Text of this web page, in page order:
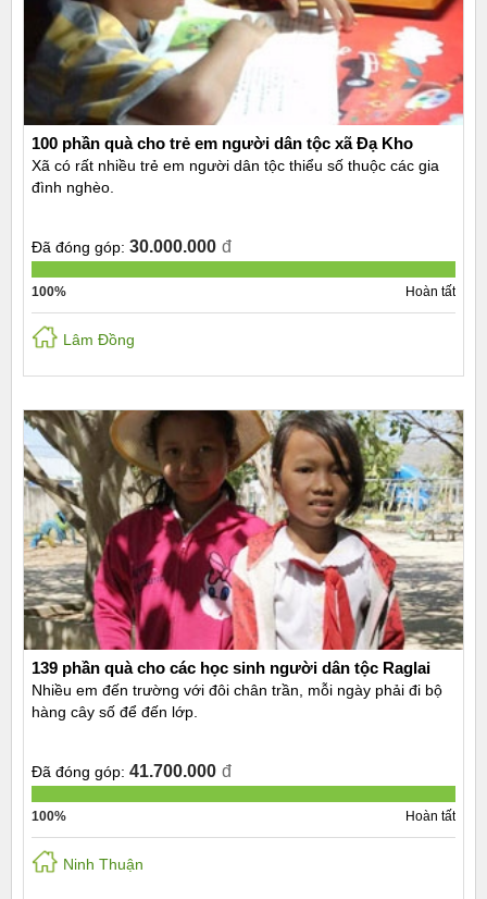
100 phần quà cho trẻ em người dân tộc xã Đạ Kho
Xã có rất nhiều trẻ em người dân tộc thiểu số thuộc các gia
đình nghèo.
Đã đóng góp: 30.000.000 đ
100% Hoàn tất
Lâm Đồng
139 phần quà cho các học sinh người dân tộc Raglai
Nhiều em đến trường với đôi chân trần, mỗi ngày phải đi bộ
hàng cây số để đến lớp.
Đã đóng góp: 41.700.000 đ
100% Hoàn tất
Ninh Thuận